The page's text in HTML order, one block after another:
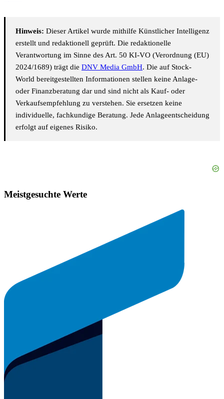
Hinweis: Dieser Artikel wurde mithilfe Künstlicher Intelligenz
erstellt und redaktionell geprüft. Die redaktionelle
Verantwortung im Sinne des Art. 50 KI-VO (Verordnung (EU)
2024/1689) trägt die DNV Media GmbH. Die auf Stock-
World bereitgestellten Informationen stellen keine Anlage-
oder Finanzberatung dar und sind nicht als Kauf- oder
Verkaufsempfehlung zu verstehen. Sie ersetzen keine
individuelle, fachkundige Beratung. Jede Anlageentscheidung
erfolgt auf eigenes Risiko.
Meistgesuchte Werte